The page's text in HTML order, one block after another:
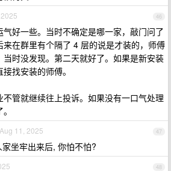
46
好一些。当时不确定是哪一家，敲门问了
在群里有个隔了 4 层的说是才装的，师傅
时没发现。第二天就好了。如果是新安装
找安装的师傅。
管就继续往上投诉。如果没有一口气处理
47
Aug 11, 2025
家坐牢出来后, 你怕不怕?
48